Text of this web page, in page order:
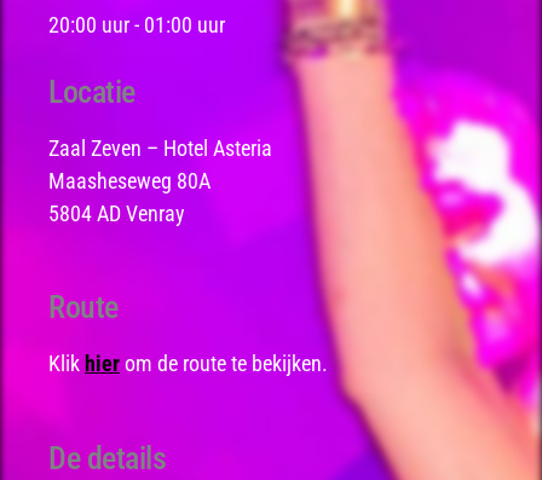
20:00 uur- 01:00 uur
Locatie
Zaal Zeven – Hotel Asteria
Maasheseweg 80A
5804 AD Venray
Route
Klik hierom de route te bekijken.
De details